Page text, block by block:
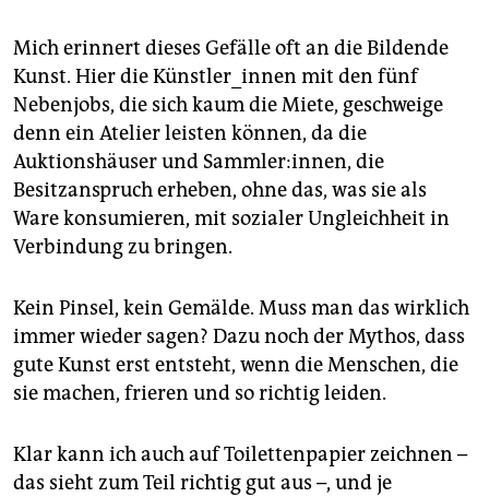
Mich erinnert dieses Gefälle oft an die Bildende
Kunst. Hier die Künstler_innen mit den fünf
Nebenjobs, die sich kaum die Miete, geschweige
denn ein Atelier leisten können, da die
Auktionshäuser und Sammler:innen, die
Besitzanspruch erheben, ohne das, was sie als
Ware konsumieren, mit sozialer Ungleichheit in
Verbindung zu bringen.
Kein Pinsel, kein Gemälde. Muss man das wirklich
immer wieder sagen? Dazu noch der Mythos, dass
gute Kunst erst entsteht, wenn die Menschen, die
sie machen, frieren und so richtig leiden.
Klar kann ich auch auf Toilettenpapier zeichnen –
das sieht zum Teil richtig gut aus –, und je